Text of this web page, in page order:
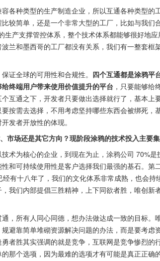
各种类型的生产制造企业，所以互通各种类型的
较简单，还是一个非常大型的工厂，比如与我们
产支撑管控体系，整个技术体系都能够很好地
兰和墨西哥的工厂都没有关系，我们有一整套框
证全球的可用性和合规性。 四个互通都是涂鸦平
终端用户带来使用价值提升的平台 ，只要能够给
互通之下，开发者只要做出选择就行了，基本上
按需去选择，不用考虑坚持哪些东西会被绑死，
发者开放性的体现。
场还是其它方向？现阶段涂鸦的技术投入主要
术为核心的企业，到现在为止，涂鸦公司 70%是
和可持续使用性是客户选择我们最强的基石。第
有十八年了，我们的文化体系非常成熟，也会持
我们内部提倡三胜精神，上下同欲者胜，唯创新
，所有人同心同德，想办法做达成一致的目标。
避靠简单堆砌资源解决问题的办法，而是要考虑
者胜其实强调的就是竞争，互联网是竞争惨烈的
那个选项，因为最难的选项才有可能是真正正确的